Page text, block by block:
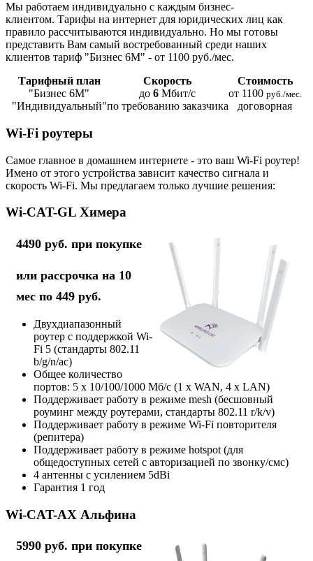
Мы работаем индивидуально с каждым бизнес-
клиентом. Тарифы на интернет для юридических лиц как
правило рассчитываются индивидуально. Но мы готовы
представить Вам самый востребованный среди наших
клиентов тариф "Бизнес 6М" - от 1100 руб./мес.
Тарифный план
Скорость
Стоимость
"Бизнес 6М"
до 6 Мбит/с от 1100 руб./мес.
"Индивидуальный"по требованию заказчика договорная
Wi-Fi роутеры
Самое главное в домашнем интернете - это ваш Wi-Fi роутер!
Имено от этого устройства зависит качество сигнала и
скорость Wi-Fi. Мы предлагаем только лучшие решения:
Wi-CAT-GL Химера
4490 руб. при покупке
или рассрочка на 10
мес по 449 руб.
Двухдиапазонный
роутер с поддержкой Wi-
Fi 5 (стандарты 802.11
b/g/n/ac)
Общее количество
портов: 5 х 10/100/1000 Мб/с (1 x WAN, 4 x LAN)
Поддерживает работу в режиме mesh (бесшовный
роуминг между роутерами, стандарты 802.11 r/k/v)
Поддерживает работу в режиме Wi-Fi повторителя
(репитера)
Поддерживает работу в режиме hotspot (для
общедоступных сетей с авторизацией по звонку/смс)
4 антенны с усилением 5dBi
Гарантия 1 год
Wi-CAT-AX Альфина
5990 руб. при покупке